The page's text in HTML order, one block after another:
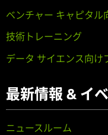
ベンチャー キャピタル
技術トレーニング
データ サイエンス向け
最新情報 & イ
ニュースルーム